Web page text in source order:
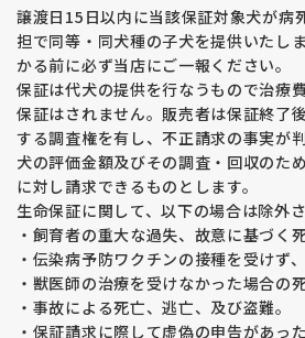
譲渡日15日以内に当該保証対象犬が病
担で同等・同犬種の子犬を提供いたし
かる前に必ず当店にご一報ください。
保証は代犬の提供を行なうもので治療
保証はされません。販売者は保証終了
する調査権を有し、不正請求の事実が
犬の評価金額及びその調査・回収のた
に対し請求できるものとします。
生命保証に関して、以下の場合は除外さ
・飼育者の重大な過失、故意に基づく
・伝染病予防ワクチンの接種を受けず
・獣医師の治療を受けなかった場合の
・事故による死亡、逃亡、及び盗難。
・保証請求に際して虚偽の申告があっ